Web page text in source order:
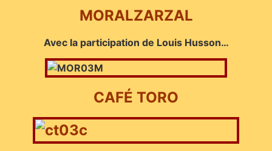
MORALZARZAL
Avec la participation de Louis Husson…
CAFÉ TORO